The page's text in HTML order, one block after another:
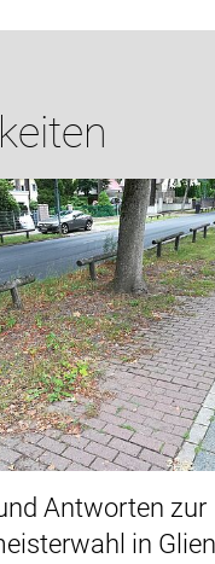
Antworten zur
in